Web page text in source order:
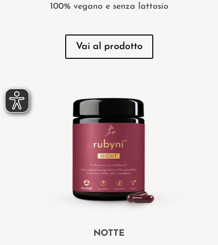
100% vegano e senza lattosio
Vai al prodotto
NOTTE